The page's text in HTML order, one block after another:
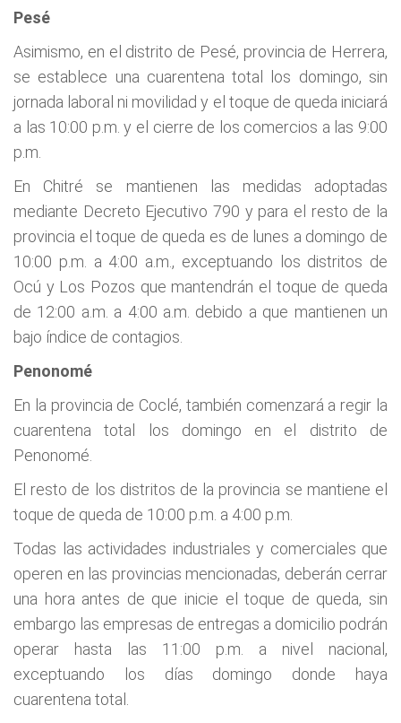
Pesé
Asimismo, en el distrito de Pesé, provincia de Herrera,
se establece una cuarentena total los domingo, sin
jornada laboral ni movilidad y el toque de queda iniciará
a las 10:00 p.m. y el cierre de los comercios a las 9:00
p.m.
En Chitré se mantienen las medidas adoptadas
mediante Decreto Ejecutivo 790 y para el resto de la
provincia el toque de queda es de lunes a domingo de
10:00 p.m. a 4:00 a.m., exceptuando los distritos de
Ocú y Los Pozos que mantendrán el toque de queda
de 12:00 a.m. a 4:00 a.m. debido a que mantienen un
bajo índice de contagios.
Penonomé
En la provincia de Coclé, también comenzará a regir la
cuarentena total los domingo en el distrito de
Penonomé.
El resto de los distritos de la provincia se mantiene el
toque de queda de 10:00 p.m. a 4:00 p.m.
Todas las actividades industriales y comerciales que
operen en las provincias mencionadas, deberán cerrar
una hora antes de que inicie el toque de queda, sin
embargo las empresas de entregas a domicilio podrán
operar hasta las 11:00 p.m. a nivel nacional,
exceptuando los días domingo donde haya
cuarentena total.